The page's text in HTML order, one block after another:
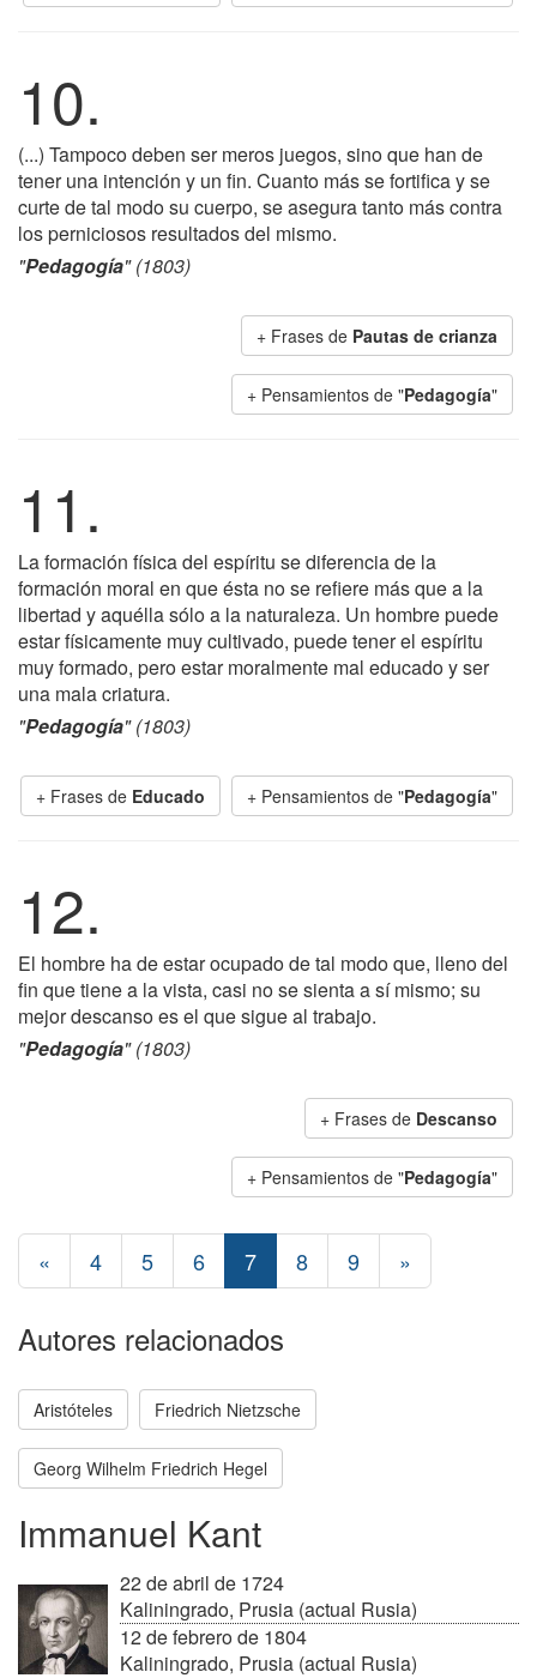
10.
(...) Tampoco deben ser meros juegos, sino que han de
tener una intención y un fin. Cuanto más se fortifica y se
curte de tal modo su cuerpo, se asegura tanto más contra
los perniciosos resultados del mismo.
"Pedagogía" (1803)
+ Frases de Pautas de crianza
+ Pensamientos de "Pedagogía"
11.
La formación física del espíritu se diferencia de la
formación moral en que ésta no se refiere más que a la
libertad y aquélla sólo a la naturaleza. Un hombre puede
estar físicamente muy cultivado, puede tener el espíritu
muy formado, pero estar moralmente mal educado y ser
una mala criatura.
"Pedagogía" (1803)
+ Frases de Educado + Pensamientos de "Pedagogía"
12.
El hombre ha de estar ocupado de tal modo que, lleno del
fin que tiene a la vista, casi no se sienta a sí mismo; su
mejor descanso es el que sigue al trabajo.
"Pedagogía" (1803)
+ Frases de Descanso
+ Pensamientos de "Pedagogía"
« 4 5 6 7 8 9 »
Autores relacionados
Aristóteles Friedrich Nietzsche
Georg Wilhelm Friedrich Hegel
Immanuel Kant
22 de abril de 1724
Kaliningrado, Prusia (actual Rusia)
12 de febrero de 1804
Kaliningrado, Prusia (actual Rusia)